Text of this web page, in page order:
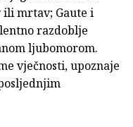
mrtav; Gaute i
razdoblje
ljubomorom.
vječnosti, upoznaje